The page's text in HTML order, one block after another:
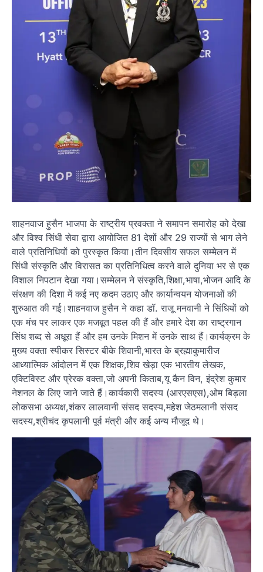
शाहनवाज हुसैन भाजपा के राष्ट्रीय प्रवक्ता ने समापन समारोह को देखा
और विश्व सिंधी सेवा द्वारा आयोजित 81 देशों और 29 राज्यों से भाग लेने
वाले प्रतिनिधियों को पुरस्कृत किया।तीन दिवसीय सफल सम्मेलन में
सिंधी संस्कृति और विरासत का प्रतिनिधित्व करने वाले दुनिया भर से एक
विशाल निपटान देखा गया।सम्मेलन ने संस्कृति,शिक्षा,भाषा,भोजन आदि के
संरक्षण की दिशा में कई नए कदम उठाए और कार्यान्वयन योजनाओं की
शुरुआत की गई।शाहनवाज हुसैन ने कहा डॉ. राजू मनवानी ने सिंधियों को
एक मंच पर लाकर एक मजबूत पहल की हैं और हमारे देश का राष्ट्रगान
सिंध शब्द से अधूरा हैं और हम उनके मिशन में उनके साथ हैं।कार्यक्रम के
मुख्य वक्ता स्पीकर सिस्टर बीके शिवानी,भारत के ब्रह्माकुमारीज
आध्यात्मिक आंदोलन में एक शिक्षक,शिव खेड़ा एक भारतीय लेखक,
एक्टिविस्ट और प्रेरक वक्ता,जो अपनी किताब,यू कैन विन, इंद्रेश कुमार
नेशनल के लिए जाने जाते हैं।कार्यकारी सदस्य (आरएसएस),ओम बिड़ला
लोकसभा अध्यक्ष,शंकर लालवानी संसद सदस्य,महेश जेठमलानी संसद
सदस्य,श्रीचंद कृपलानी पूर्व मंत्री और कई अन्य मौजूद थे।